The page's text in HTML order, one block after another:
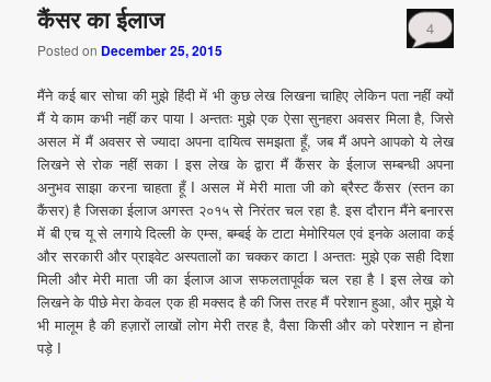
कैंसर का ईलाज
Posted on December 25, 2015
4
मैंने कई बार सोचा की मुझे हिंदी में भी कुछ लेख लिखना चाहिए लेकिन पता नहीं क्यों
मैं ये काम कभी नहीं कर पाया I अन्ततः मुझे एक ऐसा सुनहरा अवसर मिला है, जिसे
असल में मैं अवसर से ज्यादा अपना दायित्व समझता हूँ, जब मैं अपने आपको ये लेख
लिखने से रोक नहीं सका I इस लेख के द्वारा मैं कैंसर के ईलाज सम्बन्धी अपना
अनुभव साझा करना चाहता हूँ I असल में मेरी माता जी को ब्रैस्ट कैंसर (स्तन का
कैंसर) है जिसका ईलाज अगस्त २०१५ से निरंतर चल रहा है. इस दौरान मैंने बनारस
में बी एच यू से लगाये दिल्ली के एम्स, बम्बई के टाटा मेमोरियल एवं इनके अलावा कई
और सरकारी और प्राइवेट अस्पतालों का चक्कर काटा I अन्ततः मुझे एक सही दिशा
मिली और मेरी माता जी का ईलाज आज सफलतापूर्वक चल रहा है I इस लेख को
लिखने के पीछे मेरा केवल एक ही मक्सद है की जिस तरह मैं परेशान हुआ, और मुझे ये
भी मालूम है की हज़ारों लाखों लोग मेरी तरह है, वैसा किसी और को परेशान न होना
पड़े I